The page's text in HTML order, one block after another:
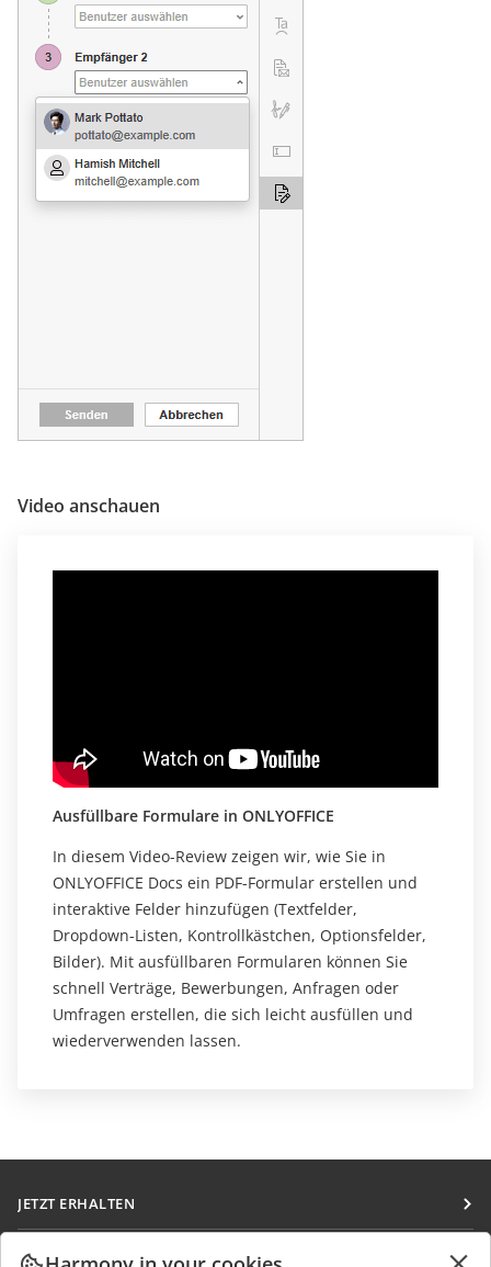
Video anschauen
Ausfüllbare Formulare in ONLYOFFICE
In diesem Video-Review zeigen wir, wie Sie in
ONLYOFFICE Docs ein PDF-Formular erstellen und
interaktive Felder hinzufügen (Textfelder,
Dropdown-Listen, Kontrollkästchen, Optionsfelder,
Bilder). Mit ausfüllbaren Formularen können Sie
schnell Verträge, Bewerbungen, Anfragen oder
Umfragen erstellen, die sich leicht ausfüllen und
wiederverwenden lassen.
JETZT ERHALTEN
Docs
ZUSAMMENARBEITEN